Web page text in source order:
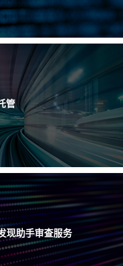
管
现助手审查服务